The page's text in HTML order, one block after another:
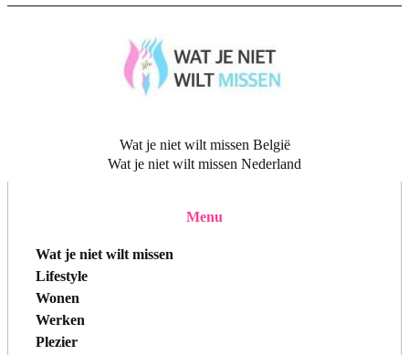
Wat je niet wilt missen België
Wat je niet wilt missen Nederland
Menu
Wat je niet wilt missen
Lifestyle
Wonen
Werken
Plezier